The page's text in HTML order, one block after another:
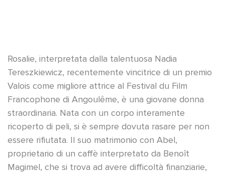
Rosalie, interpretata dalla talentuosa Nadia
Tereszkiewicz, recentemente vincitrice di un premio
Valois come migliore attrice al Festival du Film
Francophone di Angoulême, è una giovane donna
straordinaria. Nata con un corpo interamente
ricoperto di peli, si è sempre dovuta rasare per non
essere rifiutata. Il suo matrimonio con Abel,
proprietario di un caffè interpretato da Benoît
Magimel, che si trova ad avere difficoltà finanziarie,